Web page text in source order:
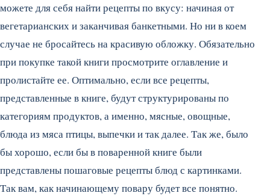
можете для себя найти рецепты по вкусу: начиная от
вегетарианских и заканчивая банкетными. Но ни в коем
случае не бросайтесь на красивую обложку. Обязательно
при покупке такой книги просмотрите оглавление и
пролистайте ее. Оптимально, если все рецепты,
представленные в книге, будут структурированы по
категориям продуктов, а именно, мясные, овощные,
блюда из мяса птицы, выпечки и так далее. Так же, было
бы хорошо, если бы в поваренной книге были
представлены пошаговые рецепты блюд с картинками.
Так вам, как начинающему повару будет все понятно.